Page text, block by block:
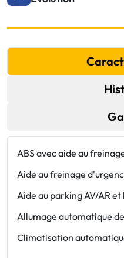
ABS avec aide au
Aide au freinage
Aide au parking AV/AR
Allumage automatique
Climatisation